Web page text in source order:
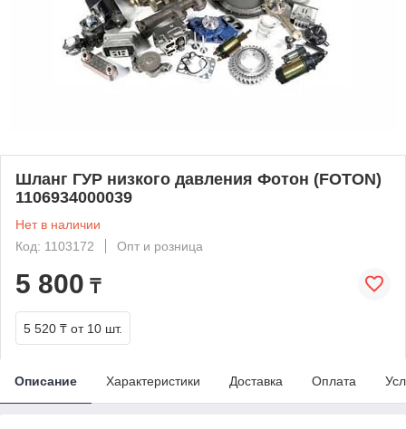
Шланг ГУР низкого давления Фотон (FOTON)
1106934000039
Нет в наличии
Код: 1103172
Опт и розница
5 800 ₸
5 520 ₸ от 10 шт.
Описание Характеристики Доставка Оплата